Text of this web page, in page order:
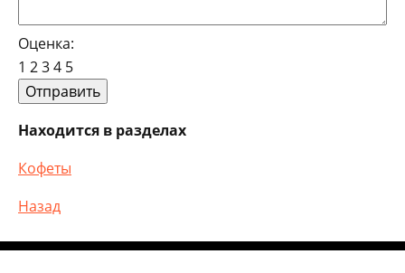
Оценка:
1 234 5
Находится в разделах
Кофеты
Назад